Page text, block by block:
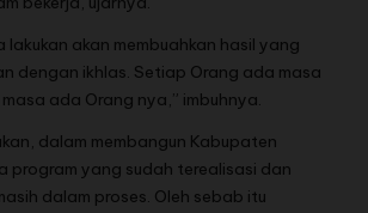
lakukan akan membuahkan hasil yang
dengan ikhlas. Setiap Orang ada masa
ada Orang nya,” imbuhnya.
dalam membangun Kabupaten
program yang sudah terealisasi dan
dalam proses. Oleh sebab itu